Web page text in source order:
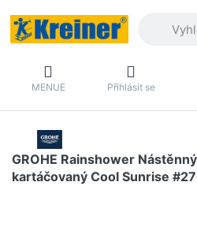
MENUE Přihlásit se
GROHE Rainshower
kartáčovaný Cool Sunrise